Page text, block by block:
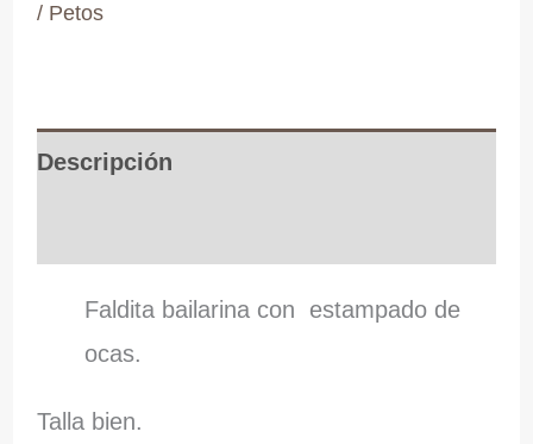
/ Petos
Descripción
Faldita bailarina con estampado de
ocas.
Talla bien.